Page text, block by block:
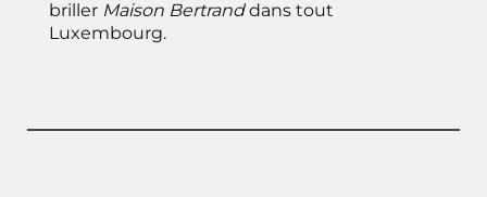
briller Maison Bertranddans tout
Luxembourg.